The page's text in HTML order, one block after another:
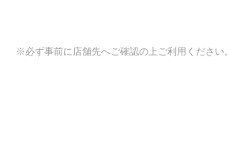
※必ず事前に店舗先へご確認の上ご利用ください。